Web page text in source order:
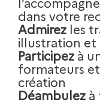
dans votre
Admirez les
illustration et
Participez à
formateurs et
création
Déambulez à